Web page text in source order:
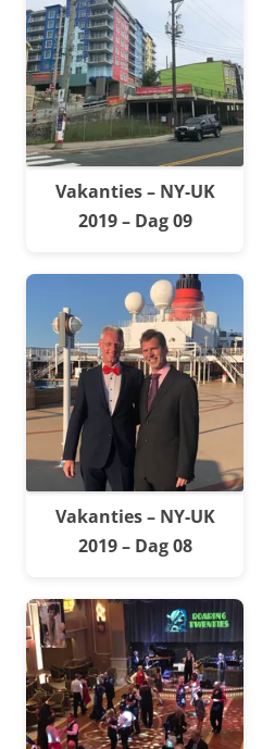
Vakanties – NY-UK
2019 – Dag 09
Vakanties – NY-UK
2019 – Dag 08